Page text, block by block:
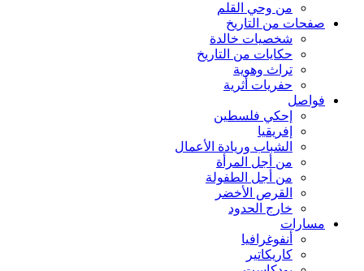
من وحي القلم
صفحات من التاريخ
شخصيات خالدة
حكايات من التاريخ
تراث وهوية
حفريات أثرية
فواصل
إحكي فلسطين
إفريقيا
الشباب وريادة الأعمال
من أجل المرأة
من أجل الطفولة
القرص الأخضر
خارج الحدود
مسارات
أنفوغرافيا
كاريكاتير